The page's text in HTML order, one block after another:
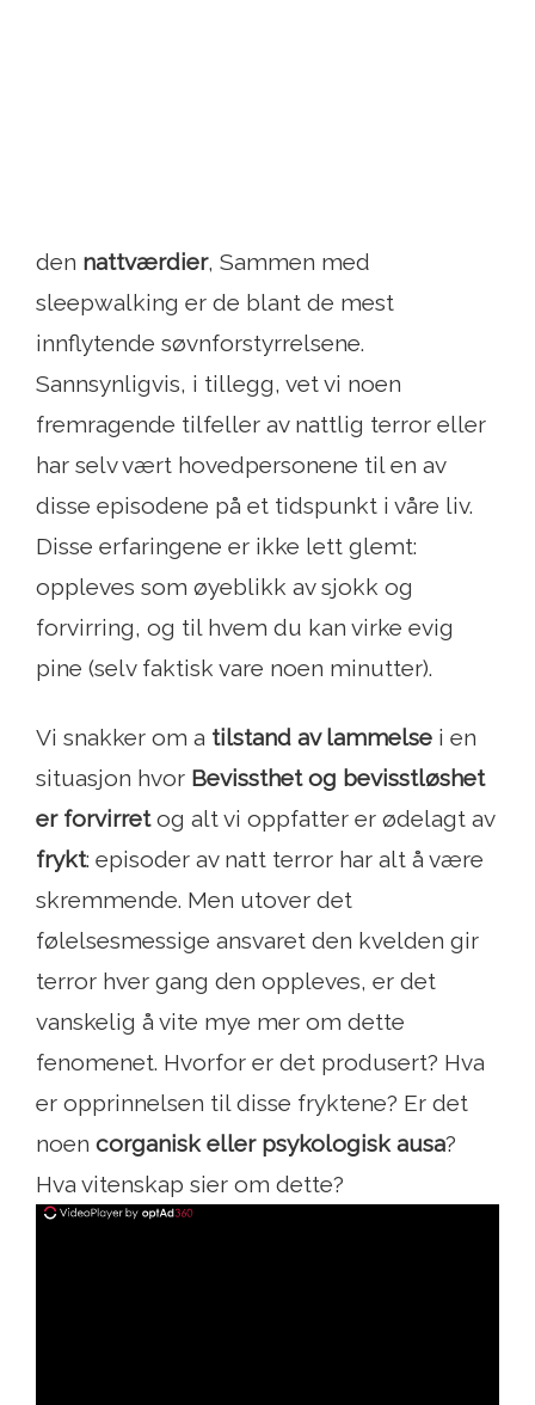
den nattværdier, Sammen med
sleepwalking er de blant de mest
innflytende søvnforstyrrelsene.
Sannsynligvis, i tillegg, vet vi noen
fremragende tilfeller av nattlig terror eller
har selv vært hovedpersonene til en av
disse episodene på et tidspunkt i våre liv.
Disse erfaringene er ikke lett glemt:
oppleves som øyeblikk av sjokk og
forvirring, og til hvem du kan virke evig
pine (selv faktisk vare noen minutter).
Vi snakker om a tilstand av lammelse i en
situasjon hvor Bevissthet og bevisstløshet
er forvirretog alt vi oppfatter er ødelagt av
frykt: episoder av natt terror har alt å være
skremmende. Men utover det
følelsesmessige ansvaret den kvelden gir
terror hver gang den oppleves, er det
vanskelig å vite mye mer om dette
fenomenet. Hvorfor er det produsert? Hva
er opprinnelsen til disse fryktene? Er det
noen corganisk eller psykologisk ausa?
Hva vitenskap sier om dette?